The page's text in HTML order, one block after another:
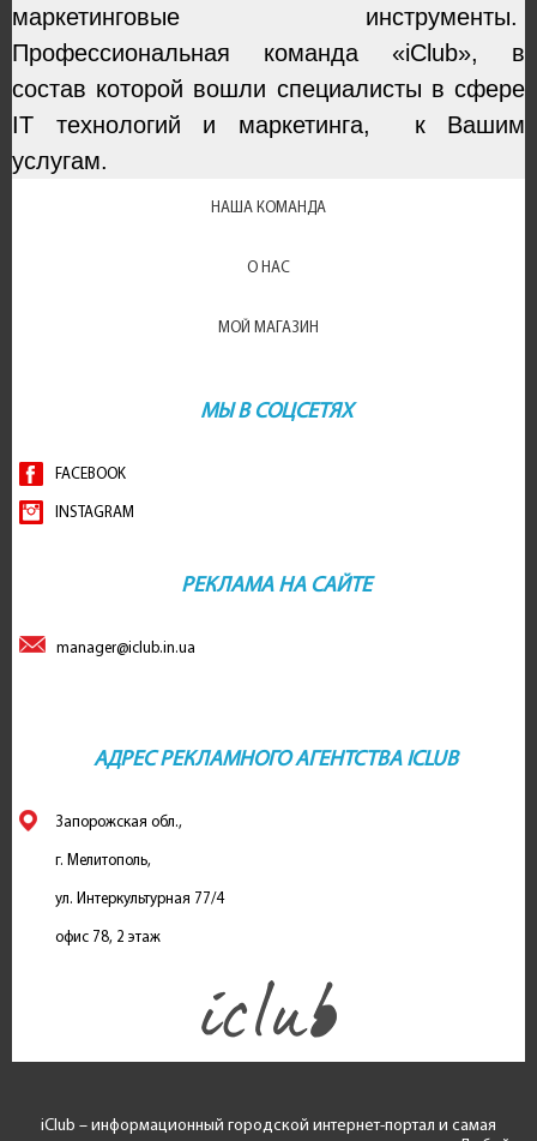
маркетинговые инструменты.
Профессиональная команда «iClub», в
состав которой вошли специалисты в сфере
IT технологий и маркетинга, к Вашим
услугам.
НАША КОМАНДА
О НАС
МОЙ МАГАЗИН
МЫ В СОЦСЕТЯХ
FACEBOOK
INSTAGRAM
РЕКЛАМА НА САЙТЕ
manager@iclub.in.ua
АДРЕС РЕКЛАМНОГО АГЕНТСТВА ICLUB
Запорожская обл.,
г. Мелитополь,
ул. Интеркультурная 77/4
офис 78, 2 этаж
iClub – информационный городской интернет-портал и самая